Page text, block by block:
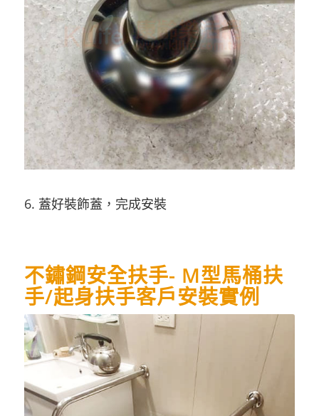
6. 蓋好裝飾蓋，完成安裝
不鏽鋼安全扶手- M型馬桶扶
手/起身扶手客戶安裝實例